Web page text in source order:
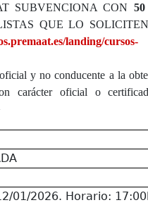
SUBVENCIONA CON
QUE LO
landing/cursos-
y no conducente a la
carácter oficial o
01/2026. Horario: